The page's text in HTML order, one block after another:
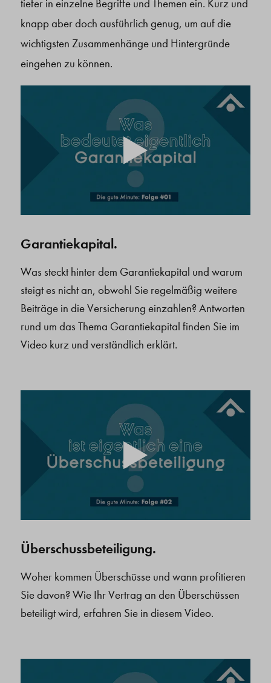
tiefer in einzelne Begriffe und Themen ein. Kurz und
knapp aber doch ausführlich genug, um auf die
wichtigsten Zusammenhänge und Hintergründe
eingehen zu können.
Garantiekapital.
Was steckt hinter dem Garantiekapital und warum
steigt es nicht an, obwohl Sie regelmäßig weitere
Beiträge in die Versicherung einzahlen? Antworten
rund um das Thema Garantiekapital finden Sie im
Video kurz und verständlich erklärt.
Überschussbeteiligung.
Woher kommen Überschüsse und wann profitieren
Sie davon? Wie Ihr Vertrag an den Überschüssen
beteiligt wird, erfahren Sie in diesem Video.